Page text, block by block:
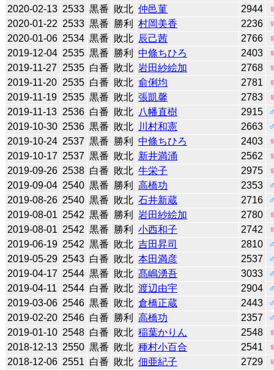
2020-02-13 2533 黒番 敗北 仲邑菫 2944
2020-01-22 2533 黒番 勝利 村岡美香 2236
2020-01-06 2534 黒番 敗北 辰己茜 2766
2019-12-04 2535 黒番 勝利 中條ちひろ 2403
2019-11-27
2535 白番 敗北 岩田紗絵加 2768
2019-11-20 2535 白番 敗北 俞俐均 2781
2019-11-19 2535 黒番 敗北 張凱馨 2783
2019-11-13 2536 白番 敗北 八幡直樹 2915
2019-10-30 2536 黒番 敗北 川村和憲 2663
2019-10-24 2537 黒番 勝利 中條ちひろ 2403
2019-10-17 2537 黒番 敗北 新井満涌 2562
2019-09-26 2538 白番 敗北 牛栄子 2975
2019-09-04 2540 黒番 勝利 高橋功 2353
2019-08-26 2540 黒番 敗北 石井新蔵 2716
2019-08-01 2542 黒番 勝利 岩田紗絵加 2780
2019-08-01 2542 黒番 勝利 小西和子 2742
2019-06-19 2542 黒番 敗北 吉田昇司 2810
2019-05-29 2543 白番 敗北 本田満彦 2537
2019-04-17 2544 黒番 敗北 髙嶋湧吾 3033
2019-04-11
2544 白番 敗北 渡辺由宇 2904
2019-03-06 2546 黒番 敗北 倉橋正蔵 2443
2019-02-20 2546 白番 勝利 高橋功 2357
2019-01-10 2548 白番 敗北 稲葉かりん 2548
2018-12-13 2550 黒番 敗北 種村小百合 2541
2018-12-06 2551 白番 敗北 佃亜紀子 2729